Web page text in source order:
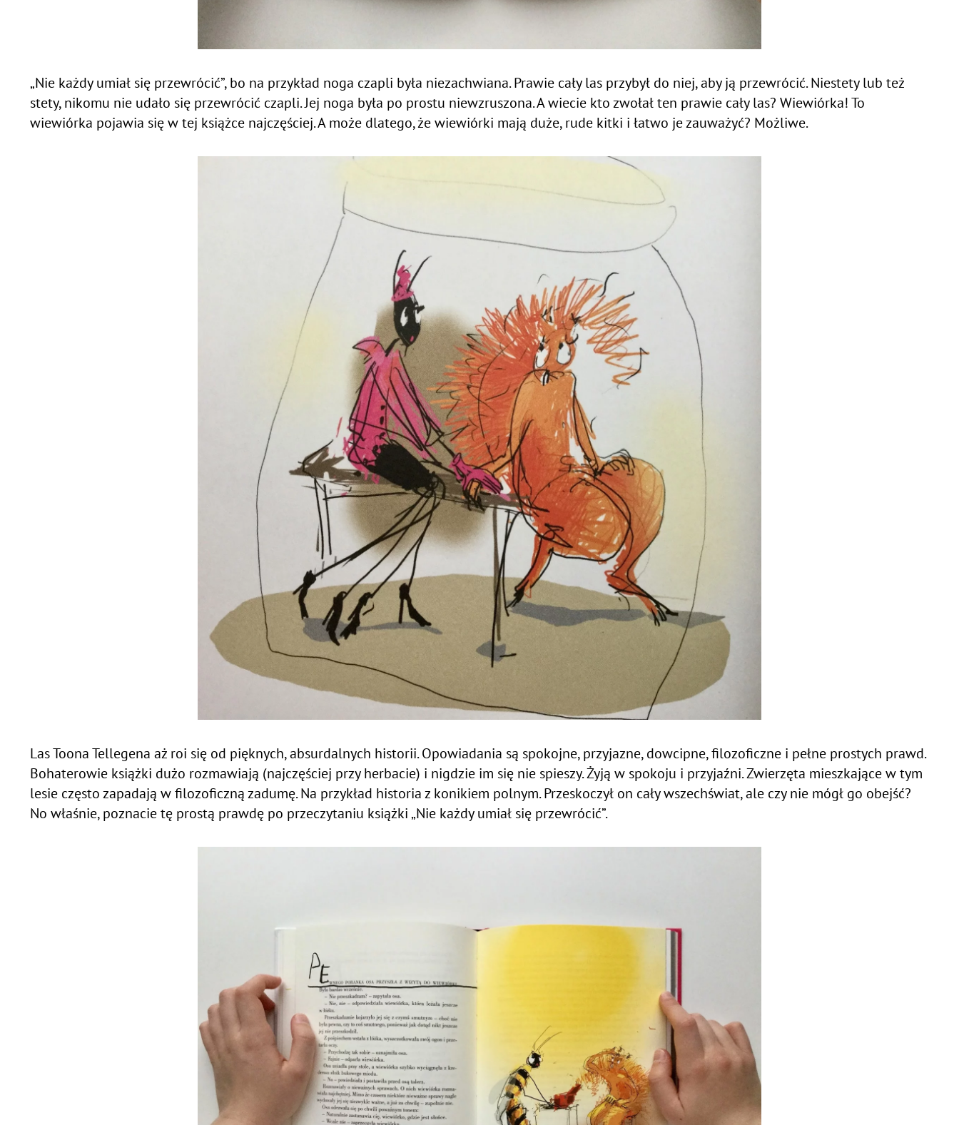
„Nie każdy umiał się przewrócić”, bo na przykład noga czapli była niezachwiana. Prawie cały las przybył do niej, aby ją przewrócić. Niestety lub też
stety, nikomu nie udało się przewrócić czapli. Jej noga była po prostu niewzruszona. A wiecie kto zwołał ten prawie cały las? Wiewiórka! To
wiewiórka pojawia się w tej książce najczęściej. A może dlatego, że wiewiórki mają duże, rude kitki i łatwo je zauważyć? Możliwe.
Las Toona Tellegena aż roi się od pięknych, absurdalnych historii. Opowiadania są spokojne, przyjazne, dowcipne, filozoficzne i pełne prostych prawd.
Bohaterowie książki dużo rozmawiają (najczęściej przy herbacie) i nigdzie im się nie spieszy. Żyją w spokoju i przyjaźni. Zwierzęta mieszkające w tym
lesie często zapadają w filozoficzną zadumę. Na przykład historia z konikiem polnym. Przeskoczył on cały wszechświat, ale czy nie mógł go obejść?
No właśnie, poznacie tę prostą prawdę po przeczytaniu książki „Nie każdy umiał się przewrócić”.